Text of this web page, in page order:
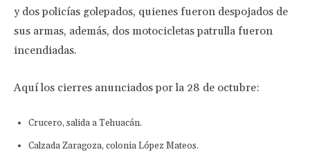
y dos policías golepados, quienes fueron despojados de
sus armas, además, dos motocicletas patrulla fueron
incendiadas.
Aquí los cierres anunciados por la 28 de octubre:
Crucero, salida a Tehuacán.
Calzada Zaragoza, colonia López Mateos.